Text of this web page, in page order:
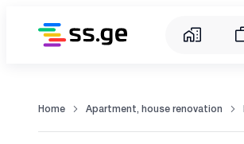
Home Apartment, house renovation